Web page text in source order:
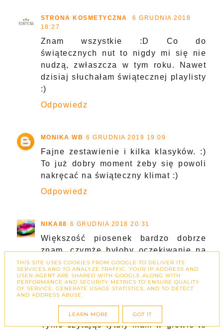
STRONA KOSMETYCZNA
6 GRUDNIA 2018
18:27
Znam wszystkie :D Co do
świątecznych nut to nigdy mi się nie
nudzą, zwłaszcza w tym roku. Nawet
dzisiaj słuchałam świątecznej playlisty
:)
Odpowiedz
MONIKA WB 6 GRUDNIA 2018 19:09
Fajne zestawienie i kilka klasyków. :)
To już dobry moment żeby się powoli
nakręcać na świąteczny klimat :)
Odpowiedz
NIKA88 6 GRUDNIA 2018 20:31
Większość piosenek bardzo dobrze
znam, czymże byłoby oczekiwanie na
święta bez takich hitów :)
Odpowiedz
Tylko czytając tytuły mam w głowie te
THIS SITE USES COOKIES FROM GOOGLE TO DELIVER ITS
SERVICES AND TO ANALYZE TRAFFIC. YOUR IP ADDRESS AND
USER-AGENT ARE SHARED WITH GOOGLE ALONG WITH
PERFORMANCE AND SECURITY METRICS TO ENSURE QUALITY
OF SERVICE, GENERATE USAGE STATISTICS, AND TO DETECT
AND ADDRESS ABUSE.
LEARN MORE GOT IT